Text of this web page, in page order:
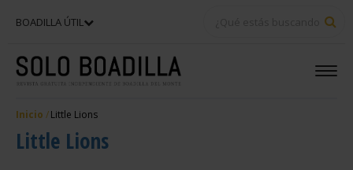
BOADILLA ÚTIL
Inicio Little Lions
Little Lions